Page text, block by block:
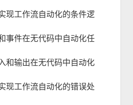
现工作流自动化的条件逻
事件在无代码中自动化任
和输出在无代码中自动化
现工作流自动化的错误处